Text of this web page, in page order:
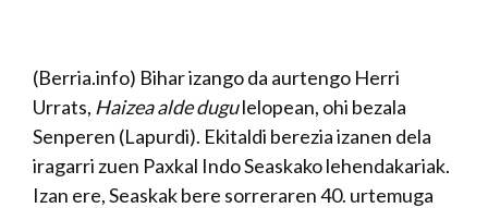
(Berria.info) Bihar izango da aurtengo Herri
Urrats, Haizea alde dugulelopean, ohi bezala
Senperen (Lapurdi). Ekitaldi berezia izanen dela
iragarri zuen Paxkal Indo Seaskako lehendakariak.
Izan ere, Seaskak bere sorreraren 40. urtemuga